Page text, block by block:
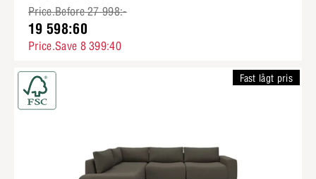
Price.Before 27 998:-
19 598:60
Price.Save 8 399:40
Fast lågt pris